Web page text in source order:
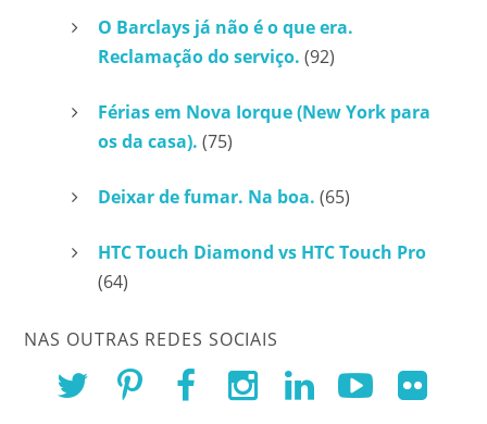
O Barclays já não é o que era.
Reclamação do serviço. (92)
Férias em Nova Iorque (New York para
os da casa). (75)
Deixar de fumar. Na boa. (65)
HTC Touch Diamond vs HTC Touch Pro
(64)
NAS OUTRAS REDES SOCIAIS